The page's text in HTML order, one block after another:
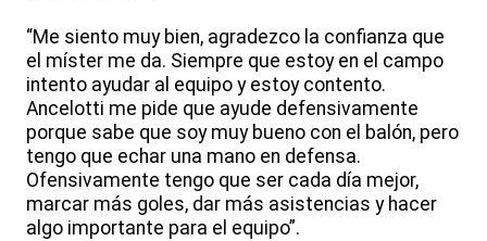
“Me siento muy bien, agradezco la confianza que
el míster me da. Siempre que estoy en el campo
intento ayudar al equipo y estoy contento.
Ancelotti me pide que ayude defensivamente
porque sabe que soy muy bueno con el balón, pero
tengo que echar una mano en defensa.
Ofensivamente tengo que ser cada día mejor,
marcar más goles, dar más asistencias y hacer
algo importante para el equipo”.